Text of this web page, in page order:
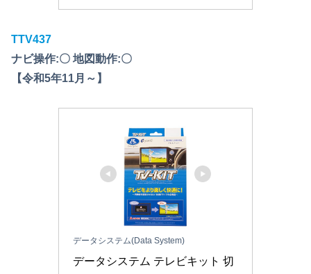
TTV437
ナビ操作:〇 地図動作:〇
【令和5年11月～】
データシステム(Data System)
データシステム テレビキット 切